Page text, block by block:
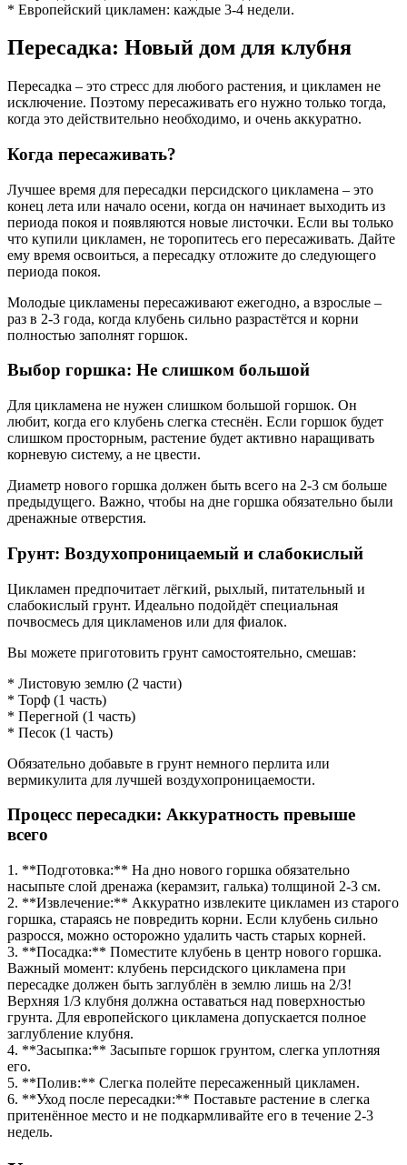
* Европейский цикламен: каждые 3-4 недели.
Пересадка: Новый дом для клубня
Пересадка – это стресс для любого растения, и цикламен не
исключение. Поэтому пересаживать его нужно только тогда,
когда это действительно необходимо, и очень аккуратно.
Когда пересаживать?
Лучшее время для пересадки персидского цикламена – это
конец лета или начало осени, когда он начинает выходить из
периода покоя и появляются новые листочки. Если вы только
что купили цикламен, не торопитесь его пересаживать. Дайте
ему время освоиться, а пересадку отложите до следующего
периода покоя.
Молодые цикламены пересаживают ежегодно, а взрослые –
раз в 2-3 года, когда клубень сильно разрастётся и корни
полностью заполнят горшок.
Выбор горшка: Не слишком большой
Для цикламена не нужен слишком большой горшок. Он
любит, когда его клубень слегка стеснён. Если горшок будет
слишком просторным, растение будет активно наращивать
корневую систему, а не цвести.
Диаметр нового горшка должен быть всего на 2-3 см больше
предыдущего. Важно, чтобы на дне горшка обязательно были
дренажные отверстия.
Грунт: Воздухопроницаемый и слабокислый
Цикламен предпочитает лёгкий, рыхлый, питательный и
слабокислый грунт. Идеально подойдёт специальная
почвосмесь для цикламенов или для фиалок.
Вы можете приготовить грунт самостоятельно, смешав:
* Листовую землю (2 части)
* Торф (1 часть)
* Перегной (1 часть)
* Песок (1 часть)
Обязательно добавьте в грунт немного перлита или
вермикулита для лучшей воздухопроницаемости.
Процесс пересадки: Аккуратность превыше
всего
1. **Подготовка:** На дно нового горшка обязательно
насыпьте слой дренажа (керамзит, галька) толщиной 2-3 см.
2. **Извлечение:** Аккуратно извлеките цикламен из старого
горшка, стараясь не повредить корни. Если клубень сильно
разросся, можно осторожно удалить часть старых корней.
3. **Посадка:** Поместите клубень в центр нового горшка.
Важный момент: клубень персидского цикламена при
пересадке должен быть заглублён в землю лишь на 2/3!
Верхняя 1/3 клубня должна оставаться над поверхностью
грунта. Для европейского цикламена допускается полное
заглубление клубня.
4. **Засыпка:** Засыпьте горшок грунтом, слегка уплотняя
его.
5. **Полив:** Слегка полейте пересаженный цикламен.
6. **Уход после пересадки:** Поставьте растение в слегка
притенённое место и не подкармливайте его в течение 2-3
недель.